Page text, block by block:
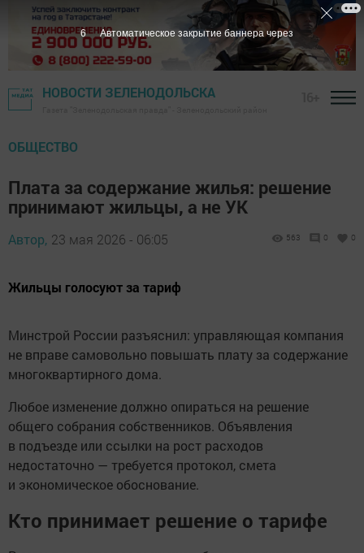
НОВОСТИ ЗЕЛЕНОДОЛЬСКА
ОБЩЕСТВО
Плата за содержание жилья: решение
принимают жильцы, а не УК
Автор, 23 мая 2026 - 06:05 563 0 0
Жильцы голосуют за тариф
Минстрой России разъяснил: управляющая компания
не вправе самовольно повышать плату за содержание
многоквартирного дома.
Любое изменение должно опираться на решение
общего собрания собственников. Объявления
в подъезде или ссылки на рост расходов
недостаточно — требуется протокол, смета
и экономическое обоснование.
Кто принимает решение о тарифе
5 Автоматическое закрытие баннера через